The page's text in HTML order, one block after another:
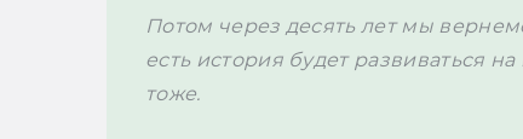
Потом через десять лет мы
есть история будет развиваться
тоже.